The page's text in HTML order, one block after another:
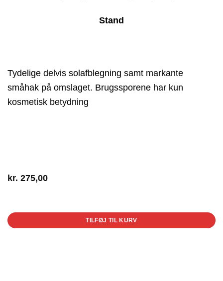
Stand
Tydelige delvis solafblegning samt markante
småhak på omslaget. Brugssporene har kun
kosmetisk betydning
kr. 275,00
TILFØJ TIL KURV